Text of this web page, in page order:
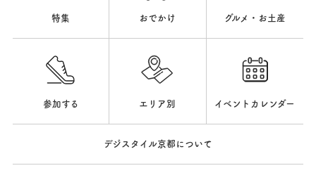
特集 おでかけ グルメ・お土産
参加する エリア別 イベントカレンダー
デジスタイル京都について